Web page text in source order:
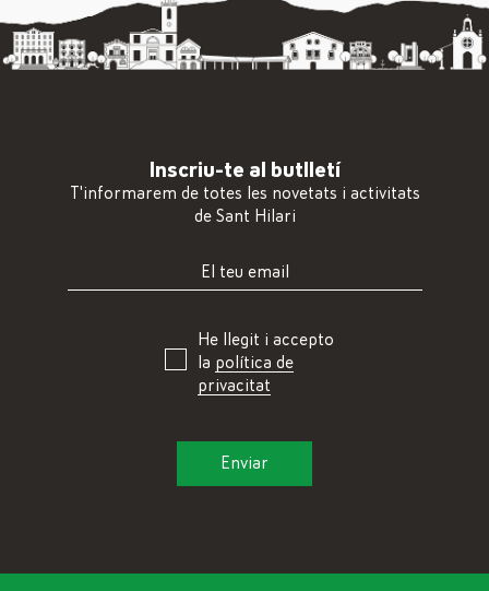
Inscriu-te al butlletí
T'informarem de totes les novetats i activitats
de Sant Hilari
He llegit i accepto
la política de
privacitat